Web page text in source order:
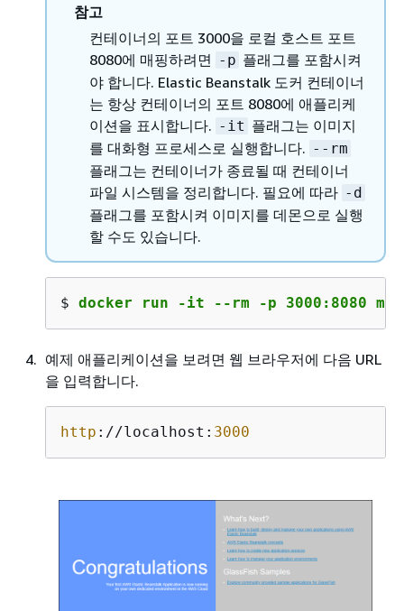
참고
컨테이너의 포트 3000을 로컬 호스트 포트
8080에 매핑하려면 -p 플래그를 포함시켜
야 합니다. Elastic Beanstalk 도커 컨테이너
는 항상 컨테이너의 포트 8080에 애플리케
이션을 표시합니다. -it 플래그는 이미지
를 대화형 프로세스로 실행합니다. --rm
플래그는 컨테이너가 종료될 때 컨테이너
파일 시스템을 정리합니다. 필요에 따라 -d
플래그를 포함시켜 이미지를 데몬으로 실행
할 수도 있습니다.
$ docker run -it --rm -p 3000:8080 my-
예제 애플리케이션을 보려면 웹 브라우저에 다음 URL
을 입력합니다.
http ://localhost: 3000